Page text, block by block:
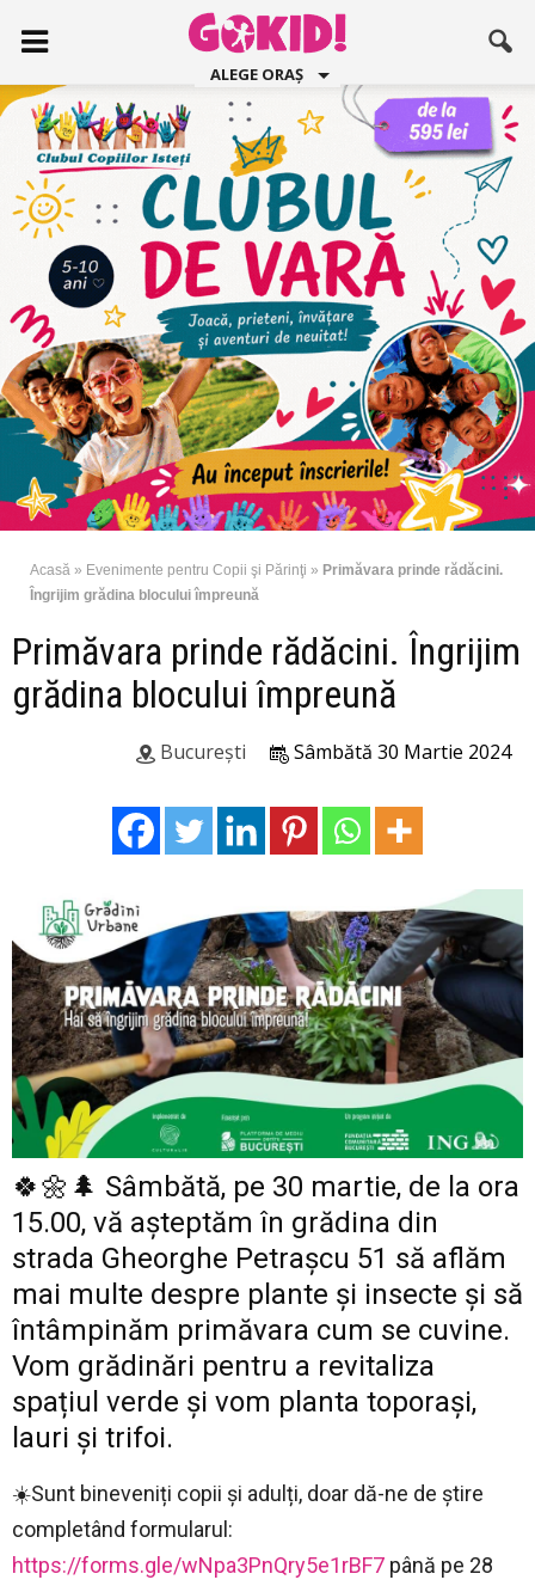
ALEGE ORAȘ
Acasă » Evenimente pentru Copii şi Părinţi » Primăvara prinde rădăcini.
Îngrijim grădina blocului împreună
Primăvara prinde rădăcini. Îngrijim
grădina blocului împreună
Sâmbătă 30 Martie 2024
București
🍀🌼🌲 Sâmbătă, pe 30 martie, de la ora
15.00, vă așteptăm în grădina din
strada Gheorghe Petrașcu 51 să aflăm
mai multe despre plante şi insecte şi să
întâmpinăm primăvara cum se cuvine.
Vom grădinări pentru a revitaliza
spațiul verde şi vom planta toporaşi,
lauri şi trifoi.
☀️Sunt bineveniți copii şi adulți, doar dă-ne de ştire
completând formularul:
https://forms.gle/wNpa3PnQry5e1rBF7 până pe 28